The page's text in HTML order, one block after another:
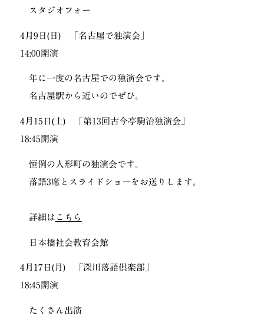
スタジオフォー
4月9日(日) 「名古屋で独演会」
14:00開演
年に一度の名古屋での独演会です。
名古屋駅から近いのでぜひ。
4月15日(土) 「第13回古今亭駒治独演会」
18:45開演
恒例の人形町の独演会です。
落語3席とスライドショーをお送りします。
詳細は こちら
日本橋社会教育会館
4月17日(月) 「深川落語倶楽部」
18:45開演
たくさん出演